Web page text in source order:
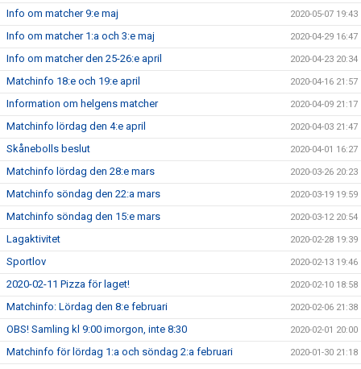
Info om matcher 9:e maj 2020-05-07 19:43
Info om matcher 1:a och 3:e maj 2020-04-29 16:47
Info om matcher den 25-26:e april 2020-04-23 20:34
Matchinfo 18:e och 19:e april 2020-04-16 21:57
Information om helgens matcher 2020-04-09 21:17
Matchinfo lördag den 4:e april 2020-04-03 21:47
Skånebolls beslut 2020-04-01 16:27
Matchinfo lördag den 28:e mars 2020-03-26 20:23
Matchinfo söndag den 22:a mars 2020-03-19 19:59
Matchinfo söndag den 15:e mars 2020-03-12 20:54
Lagaktivitet 2020-02-28 19:39
Sportlov 2020-02-13 19:46
2020-02-11 Pizza för laget! 2020-02-10 18:58
Matchinfo: Lördag den 8:e februari 2020-02-06 21:38
OBS! Samling kl 9:00 imorgon, inte 8:30 2020-02-01 20:00
Matchinfo för lördag 1:a och söndag 2:a februari 2020-01-30 21:18